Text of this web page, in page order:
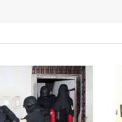
بالفيديو
بعد
غلق